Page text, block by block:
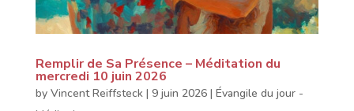
Remplir de Sa Présence – Méditation du
mercredi 10 juin 2026
by Vincent Reiffsteck| 9 juin 2026| Évangile du jour -